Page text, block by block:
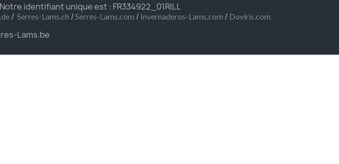
identifiant unique est : FR334922_01RILL
/ Serres-Lams.ch / Serres-Lams.com / Invernaderos-Lams.com / Doviris.com
Lams.be